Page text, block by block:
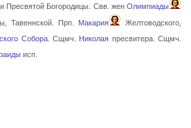
Пресвятой Богородицы. Свв. женОлимпиады
Тавеннской. Прп. Макария
Желтоводского,
Собора. Сщмч. Николая пресвитера. Сщмч.
исп.